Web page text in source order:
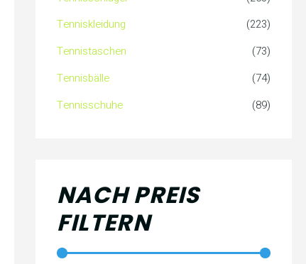
c
h
:
Tenniskleidung
(223)
Tennistaschen
(73)
Tennisbälle
(74)
Tennisschuhe
(89)
NACH PREIS
FILTERN